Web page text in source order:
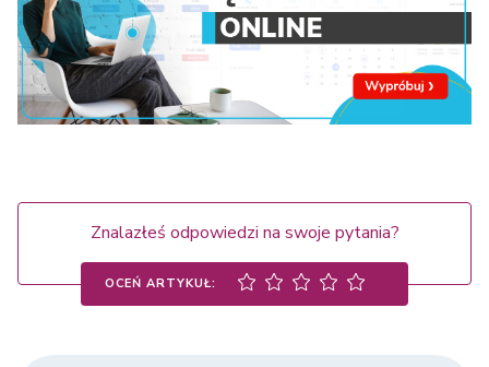
Znalazłeś odpowiedzi na swoje pytania?
OCEŃ ARTYKUŁ: